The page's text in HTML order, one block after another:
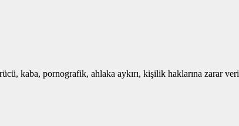
kaba, pornografik, ahlaka aykırı, kişilik haklarına zarar